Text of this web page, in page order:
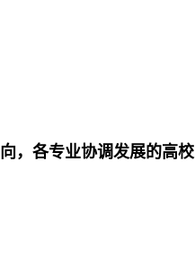
，各专业协调发展的高校